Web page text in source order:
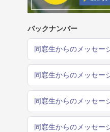
バックナンバー
同窓生からのメッセー
同窓生からのメッセー
同窓生からのメッセー
同窓生からのメッセー